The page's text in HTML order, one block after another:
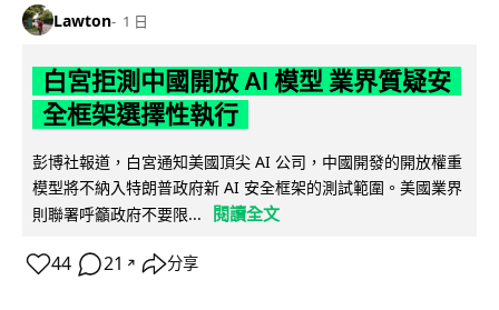
Lawton 1 日
白宮拒測中國開放 AI 模型 業界質疑安
全框架選擇性執行
彭博社報道，白宮通知美國頂尖 AI 公司，中國開發的開放權重
模型將不納入特朗普政府新 AI 安全框架的測試範圍。美國業界
則聯署呼籲政府不要限...
閱讀全文
44 21 ↗ 分享